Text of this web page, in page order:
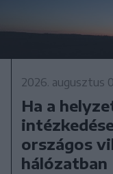
2026. augusztus
Ha a
országos
hálózatban